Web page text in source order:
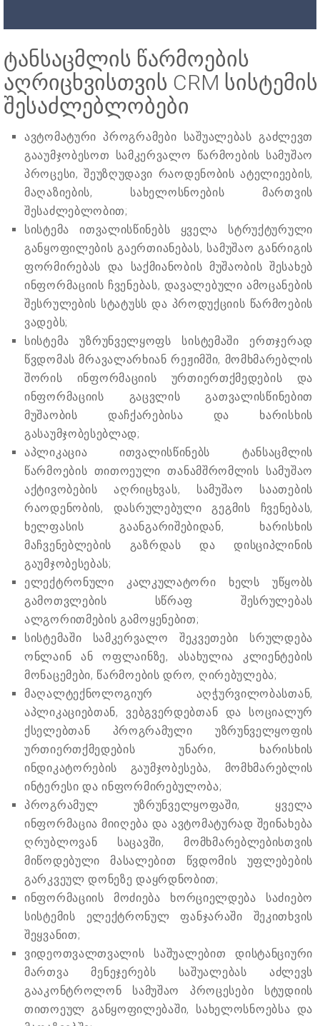
ტანსაცმლის წარმოების
აღრიცხვისთვის CRM სისტემის
შესაძლებლობები
ავტომატური პროგრამები საშუალებას გაძლევთ
გააუმჯობესოთ სამკერვალო წარმოების სამუშაო
პროცესი, შეუზღუდავი რაოდენობის ატელიეების,
მაღაზიების, სახელოსნოების მართვის
შესაძლებლობით;
სისტემა ითვალისწინებს ყველა სტრუქტურული
განყოფილების გაერთიანებას, სამუშაო განრიგის
ფორმირებას და საქმიანობის მუშაობის შესახებ
ინფორმაციის ჩვენებას, დავალებული ამოცანების
შესრულების სტატუსს და პროდუქციის წარმოების
ვადებს;
სისტემა უზრუნველყოფს სისტემაში ერთჯერად
წვდომას მრავალარხიან რეჟიმში, მომხმარებლის
შორის ინფორმაციის ურთიერთქმედების და
ინფორმაციის გაცვლის გათვალისწინებით
მუშაობის დაჩქარებისა და ხარისხის
გასაუმჯობესებლად;
აპლიკაცია ითვალისწინებს ტანსაცმლის
წარმოების თითოეული თანამშრომლის სამუშაო
აქტივობების აღრიცხვას, სამუშაო საათების
რაოდენობის, დასრულებული გეგმის ჩვენებას,
ხელფასის გაანგარიშებიდან, ხარისხის
მაჩვენებლების გაზრდას და დისციპლინის
გაუმჯობესებას;
ელექტრონული კალკულატორი ხელს უწყობს
გამოთვლების სწრაფ შესრულებას
ალგორითმების გამოყენებით;
სისტემაში სამკერვალო შეკვეთები სრულდება
ონლაინ ან ოფლაინზე, ასახულია კლიენტების
მონაცემები, წარმოების დრო, ღირებულება;
მაღალტექნოლოგიურ აღჭურვილობასთან,
აპლიკაციებთან, ვებგვერდებთან და სოციალურ
ქსელებთან პროგრამული უზრუნველყოფის
ურთიერთქმედების უნარი, ხარისხის
ინდიკატორების გაუმჯობესება, მომხმარებლის
ინტერესი და ინფორმირებულობა;
პროგრამულ უზრუნველყოფაში, ყველა
ინფორმაცია მიიღება და ავტომატურად შეინახება
ღრუბლოვან საცავში, მომხმარებლებისთვის
მიწოდებული მასალებით წვდომის უფლებების
გარკვეულ დონეზე დაყრდნობით;
ინფორმაციის მოძიება ხორციელდება საძიებო
სისტემის ელექტრონულ ფანჯარაში შეკითხვის
შეყვანით;
ვიდეოთვალთვალის საშუალებით დისტანციური
მართვა მენეჯერებს საშუალებას აძლევს
გააკონტროლონ სამუშაო პროცესები სტუდიის
თითოეულ განყოფილებაში, სახელოსნოებსა და